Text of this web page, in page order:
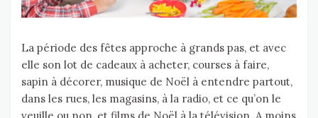
La période des fêtes approche à grands pas, et avec
elle son lot de cadeaux à acheter, courses à faire,
sapin à décorer, musique de Noël à entendre partout,
dans les rues, les magasins, à la radio, et ce qu’on le